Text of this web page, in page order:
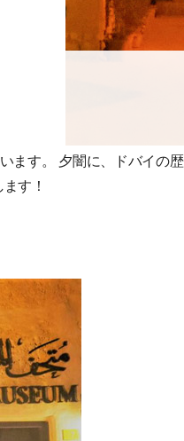
ます。 夕闇に、ドバイの歴
す！